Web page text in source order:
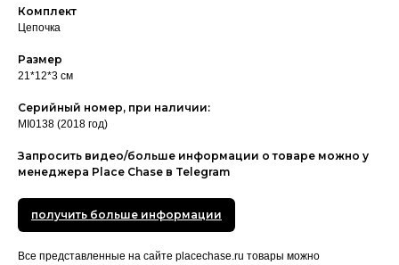
Комплект
Цепочка
Размер
21*12*3 см
Серийный номер, при наличии:
MI0138 (2018 год)
Запросить видео/больше информации о товаре можно у
менеджера Place Chase в Telegram
получить больше информации
Все представленные на сайте placechase.ru товары можно